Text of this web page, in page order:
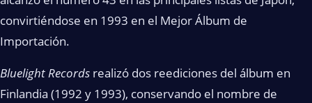
convirtiéndose en 1993 en el Mejor Álbum de
Importación.
Bluelight Records realizó dos reediciones del álbum en
Finlandia (1992 y 1993), conservando el nombre de